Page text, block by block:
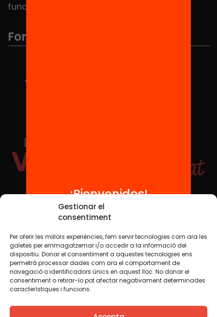
Gestionar el
consentiment
Per oferir les millors experiències, fem servir tecnologies com ara les
galetes per emmagatzemar i/o accedir a la informació del
dispositiu. Donar el consentiment a aquestes tecnologies ens
permetrà processar dades com ara el comportament de
navegació o identificadors únics en aquest lloc. No donar el
consentiment o retirar-lo pot afectar negativament determinades
característiques i funcions.
fundacio@equitat.org
Formamos parte de...
Redes sociales
TWT YTB IG FB IN
Aviso legalPolítica de cookies
Creemos que el conocimiento debe compartirse. Por eso
¡Bienvenidos!